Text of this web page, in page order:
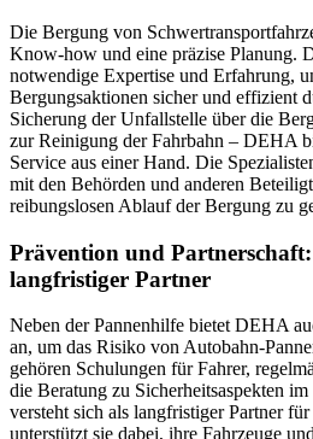
Die Bergung von
Know-how und eine präzise Planung.
notwendige Expertise und Erfahrung,
Bergungsaktionen sicher und effizient
Sicherung der Unfallstelle über die
zur Reinigung der Fahrbahn – DEHA
Service aus einer Hand. Die
mit den Behörden und anderen
reibungslosen Ablauf der Bergung zu
Prävention und
langfristiger Partner
Neben der Pannenhilfe bietet DEHA
an, um das Risiko von Autobahn-
gehören Schulungen für Fahrer,
die Beratung zu Sicherheitsaspekten
versteht sich als langfristiger Partner
unterstützt sie dabei, ihre Fahrzeuge